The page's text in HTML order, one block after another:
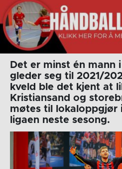
Det er minst én mann
gleder seg til 2021/
kveld ble det kjent at
Kristiansand og
møtes til lokaloppgjør
ligaen neste sesong.